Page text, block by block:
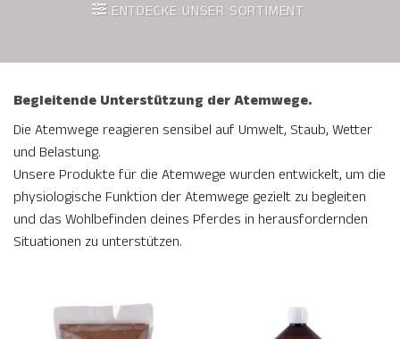
ENTDECKE UNSER SORTIMENT
Begleitende Unterstützung der Atemwege.
Die Atemwege reagieren sensibel auf Umwelt, Staub, Wetter
und Belastung.
Unsere Produkte für die Atemwege wurden entwickelt, um die
physiologische Funktion der Atemwege gezielt zu begleiten
und das Wohlbefinden deines Pferdes in herausfordernden
Situationen zu unterstützen.